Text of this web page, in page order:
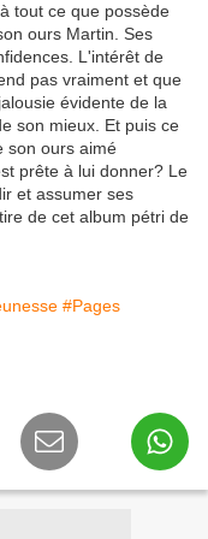
tout ce que possède
ours Martin. Ses
L'intérêt de
pas vraiment et que
évidente de la
son mieux. Et puis ce
son ours aimé
prête à lui donner? Le
et assumer ses
de cet album pétri de
#Pages